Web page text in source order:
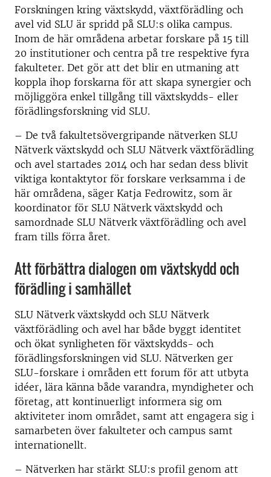
Forskningen kring växtskydd, växtförädling och
avel vid SLU är spridd på SLU:s olika campus.
Inom de här områdena arbetar forskare på 15 till
20 institutioner och centra på tre respektive fyra
fakulteter. Det gör att det blir en utmaning att
koppla ihop forskarna för att skapa synergier och
möjliggöra enkel tillgång till växtskydds- eller
förädlingsforskning vid SLU.
– De två fakultetsövergripande nätverken SLU
Nätverk växtskydd och SLU Nätverk växtförädling
och avel startades 2014 och har sedan dess blivit
viktiga kontaktytor för forskare verksamma i de
här områdena, säger Katja Fedrowitz, som är
koordinator för SLU Nätverk växtskydd och
samordnade SLU Nätverk växtförädling och avel
fram tills förra året.
Att förbättra dialogen om växtskydd och
förädling i samhället
SLU Nätverk växtskydd och SLU Nätverk
växtförädling och avel har både byggt identitet
och ökat synligheten för växtskydds- och
förädlingsforskningen vid SLU. Nätverken ger
SLU-forskare i områden ett forum för att utbyta
idéer, lära känna både varandra, myndigheter och
företag, att kontinuerligt informera sig om
aktiviteter inom området, samt att engagera sig i
samarbeten över fakulteter och campus samt
internationellt.
– Nätverken har stärkt SLU:s profil genom att